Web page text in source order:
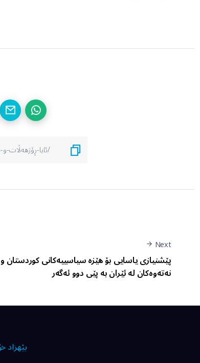
Next
پێشنیازی یاسایی بۆ هێزە سیاسییەکانی کوردستان و
نەتەوەکان لە ئێران بە پێی دوو ئەگەر